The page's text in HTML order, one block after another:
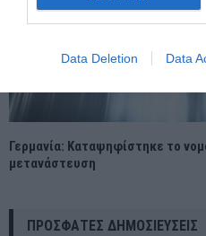
Data Deletion Data
Γερμανία: Καταψηφίστηκε το
μετανάστευση
ΠΡΌΣΦΑΤΕΣ ΔΗΜΟΣΙΕΎΣΕΙΣ